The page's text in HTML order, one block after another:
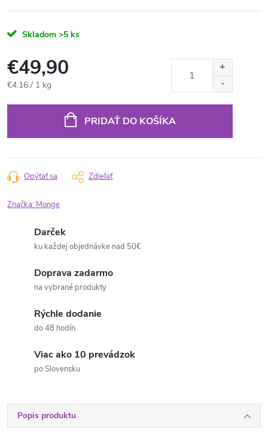
Skladom >5 ks
€49,90
Jednotková
€4,16 / 1 kg
PRIDAŤ DO KOŠÍKA
Opýtať sa Zdieľať
Značka: Monge
Darček
ku každej objednávke nad 50€
Doprava zadarmo
na vybrané produkty
Rýchle dodanie
do 48 hodín
Viac ako 10 prevádzok
po Slovensku
Popis produktu